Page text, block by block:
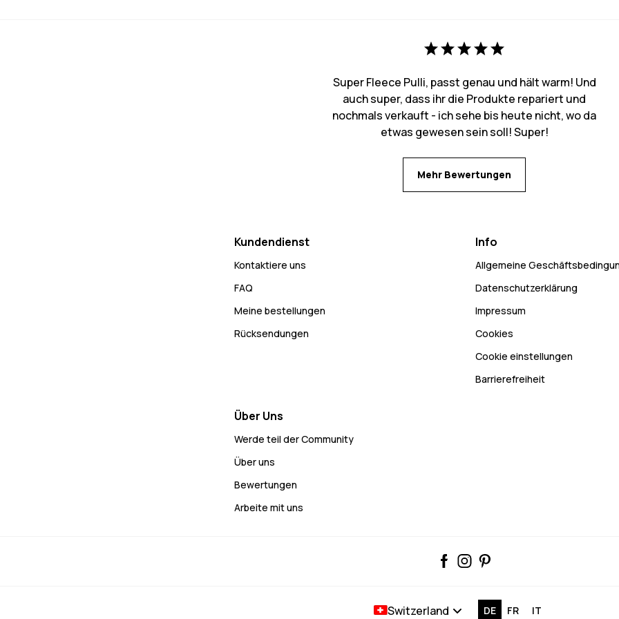
Super Fleece Pulli, passt genau und hält warm! Und
auch super, dass ihr die Produkte repariert und
nochmals verkauft - ich sehe bis heute nicht, wo da
etwas gewesen sein soll! Super!
Mehr Bewertungen
Kundendienst
Kontaktiere uns
FAQ
Meine bestellungen
Rücksendungen
Info
Allgemeine
Datenschutzerklärung
Impressum
Cookies
Cookie einstellungen
Barrierefreiheit
Über Uns
Werde teil der Community
Über uns
Bewertungen
Arbeite mit uns
DE FR IT
Switzerland